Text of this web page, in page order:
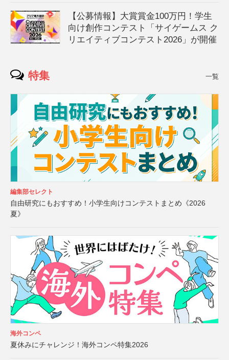
【公募情報】大賞賞金100万円！学生
向け創作コンテスト「サイゲームス ク
リエイティブコンテスト2026」が開催
特集 一覧
編集部セレクト
自由研究にもおすすめ！小学生向けコンテストまとめ《2026
夏》
海外コンペ
夏休みにチャレンジ！海外コンペ特集2026